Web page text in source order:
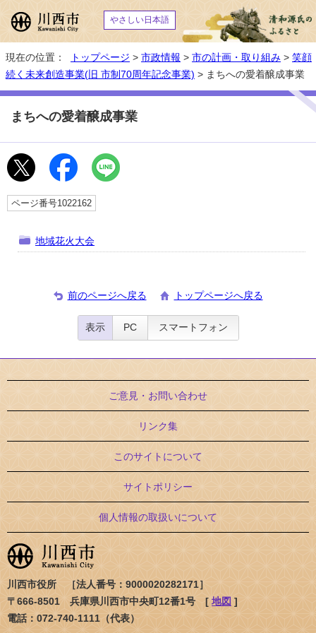
やさしい日本語
現在の位置： トップページ > 市政情報 > 市の計画・取り組み > 笑顔
続く未来創造事業(旧 市制70周年記念事業) > まちへの愛着醸成事業
まちへの愛着醸成事業
ページ番号1022162
地域花火大会
前のページへ戻る トップページへ戻る
表示 PC スマートフォン
ご意見・お問い合わせ
リンク集
このサイトについて
サイトポリシー
個人情報の取扱いについて
川西市役所 ［法人番号：9000020282171］
〒666-8501 兵庫県川西市中央町12番1号 [ 地図 ]
電話：072-740-1111（代表）